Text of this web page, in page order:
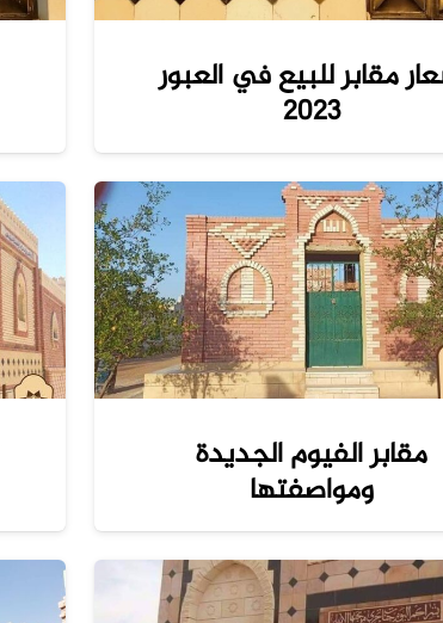
مقابر للبيع في العبور
2023
مقابر الفيوم الجديدة
ومواصفتها